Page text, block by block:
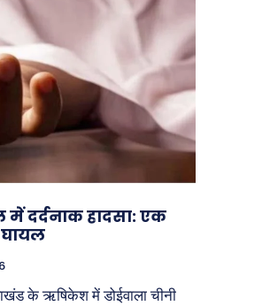
में दर्दनाक हादसा: एक
के ऋषिकेश में डोईवाला चीनी